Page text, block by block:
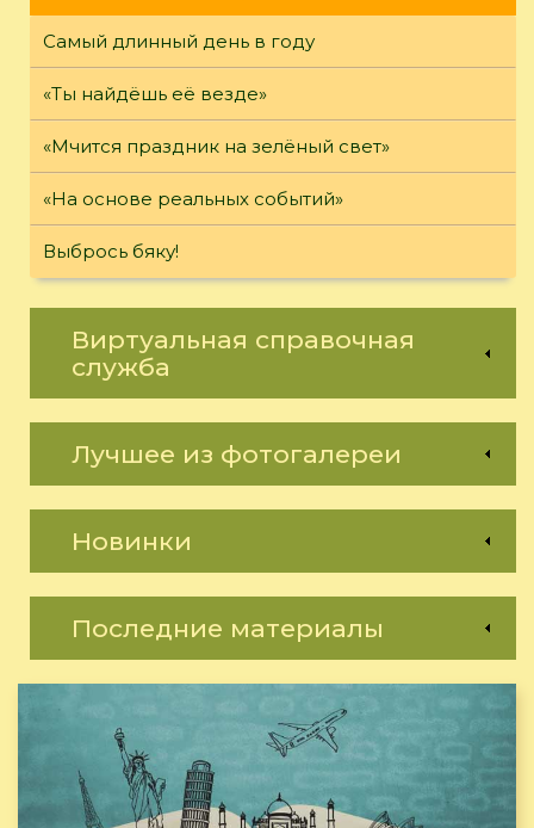
Самый длинный день в году
«Ты найдёшь её везде»
«Мчится праздник на зелёный свет»
«На основе реальных событий»
Выбрось бяку!
Виртуальная справочная
служба
Лучшее из фотогалереи
Новинки
Последние материалы